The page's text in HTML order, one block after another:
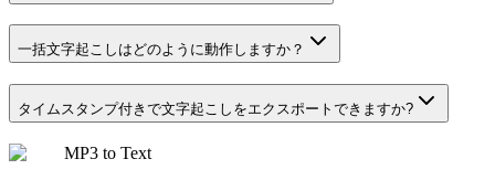
一括文字起こしはどのように動作しますか？
タイムスタンプ付きで文字起こしをエクスポートできますか?
MP3 to Text